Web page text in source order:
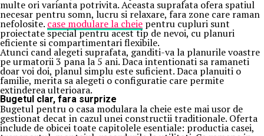
multe ori varianta potrivita. Aceasta suprafata ofera spatiul
necesar pentru somn, lucru si relaxare, fara zone care raman
nefolosite. case modulare la cheie pentru cupluri sunt
proiectate special pentru acest tip de nevoi, cu planuri
eficiente si compartimentari flexibile.
Atunci cand alegeti suprafata, ganditi-va la planurile voastre
pe urmatorii 3 pana la 5 ani. Daca intentionati sa ramaneti
doar voi doi, planul simplu este suficient. Daca planuiti o
familie, merita sa alegeti o configuratie care permite
extinderea ulterioara.
Bugetul clar, fara surprize
Bugetul pentru o casa modulara la cheie este mai usor de
gestionat decat in cazul unei constructii traditionale. Oferta
include de obicei toate capitolele esentiale: productia casei,